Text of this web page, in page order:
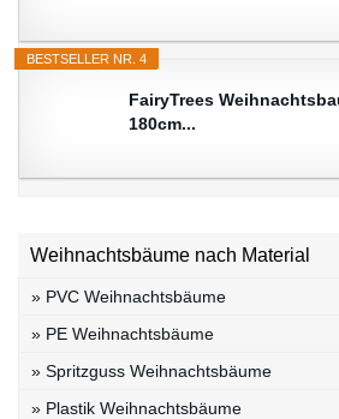
BESTSELLER NR. 4
FairyTrees
180cm...
Weihnachtsbäume nach Material
» PVC Weihnachtsbäume
» PE Weihnachtsbäume
» Spritzguss Weihnachtsbäume
» Plastik Weihnachtsbäume